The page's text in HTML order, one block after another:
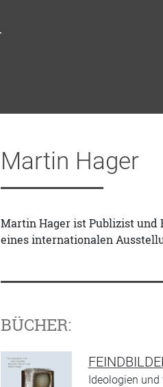
Martin Hager
Martin Hager ist Publizist und
eines internationalen
BÜCHER:
Ideologien und